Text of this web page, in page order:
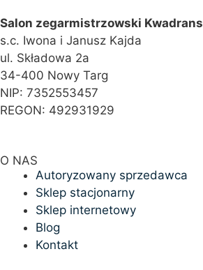
Salon zegarmistrzowski Kwadrans
s.c. Iwona i Janusz Kajda
ul. Składowa 2a
34-400 Nowy Targ
NIP: 7352553457
REGON: 492931929
O NAS
Autoryzowany sprzedawca
Sklep stacjonarny
Sklep internetowy
Blog
Kontakt